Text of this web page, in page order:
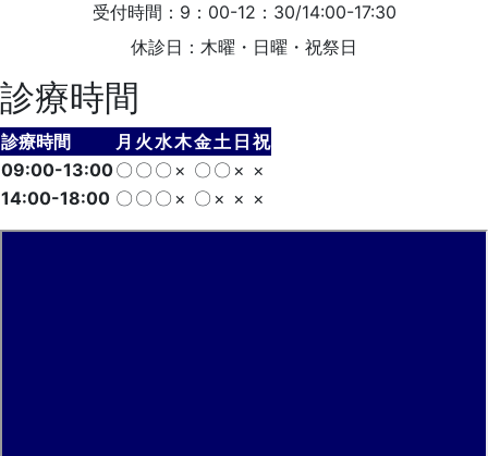
受付時間：9：00-12：30/14:00-17:30
休診日：木曜・日曜・祝祭日
診療時間
診療時間 月 火 水木金土 日 祝
09:00-13:00〇 〇 〇 × 〇 〇 × ×
14:00-18:00 〇 〇 〇 × 〇 × × ×